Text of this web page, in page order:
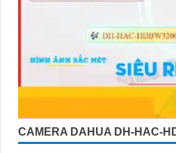
CAMERA DAHUA DH-HAC-